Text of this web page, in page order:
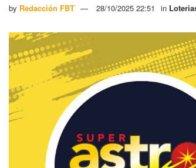
by Redacción FBT 28/10/2025 22:51 in